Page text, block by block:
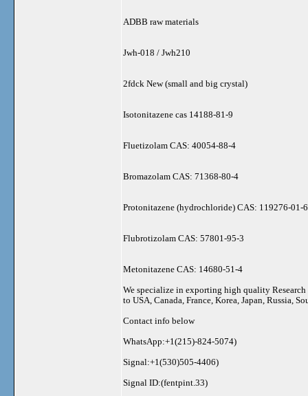
ADBB raw materials
Jwh-018 / Jwh210
2fdck New (small and big crystal)
Isotonitazene cas 14188-81-9
Fluetizolam CAS: 40054-88-4
Bromazolam CAS: 71368-80-4
Protonitazene (hydrochloride) CAS: 119276-01-6
Flubrotizolam CAS: 57801-95-3
Metonitazene CAS: 14680-51-4
We specialize in exporting high quality
to USA, Canada, France, Korea, Japan, Russia,
Contact info below
WhatsApp:+1(215)-824-5074)
Signal:+1(530)505-4406)
Signal ID:(fentpint.33)